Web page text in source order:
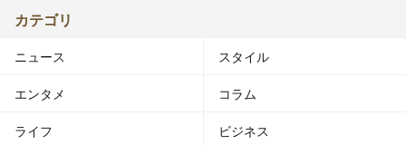
カテゴリ
ニュース スタイル
エンタメ コラム
ライフ ビジネス